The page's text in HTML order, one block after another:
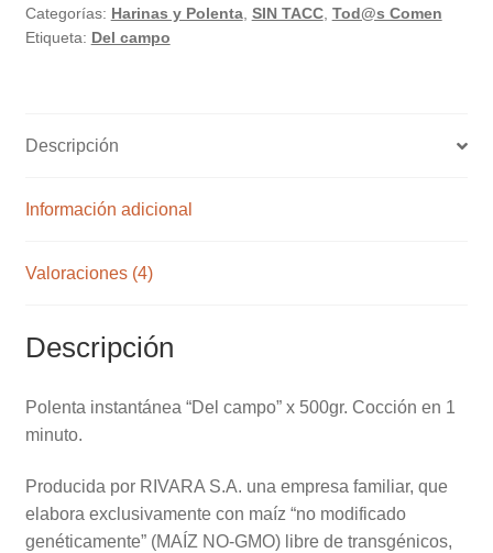
500gr.
cantidad
Categorías: Harinas y Polenta, SIN TACC, Tod@s Comen
Etiqueta: Del campo
Descripción
Información adicional
Valoraciones (4)
Descripción
Polenta instantánea “Del campo” x 500gr. Cocción en 1
minuto.
Producida por RIVARA S.A. una empresa familiar, que
elabora exclusivamente con maíz “no modificado
genéticamente” (MAÍZ NO-GMO) libre de transgénicos,